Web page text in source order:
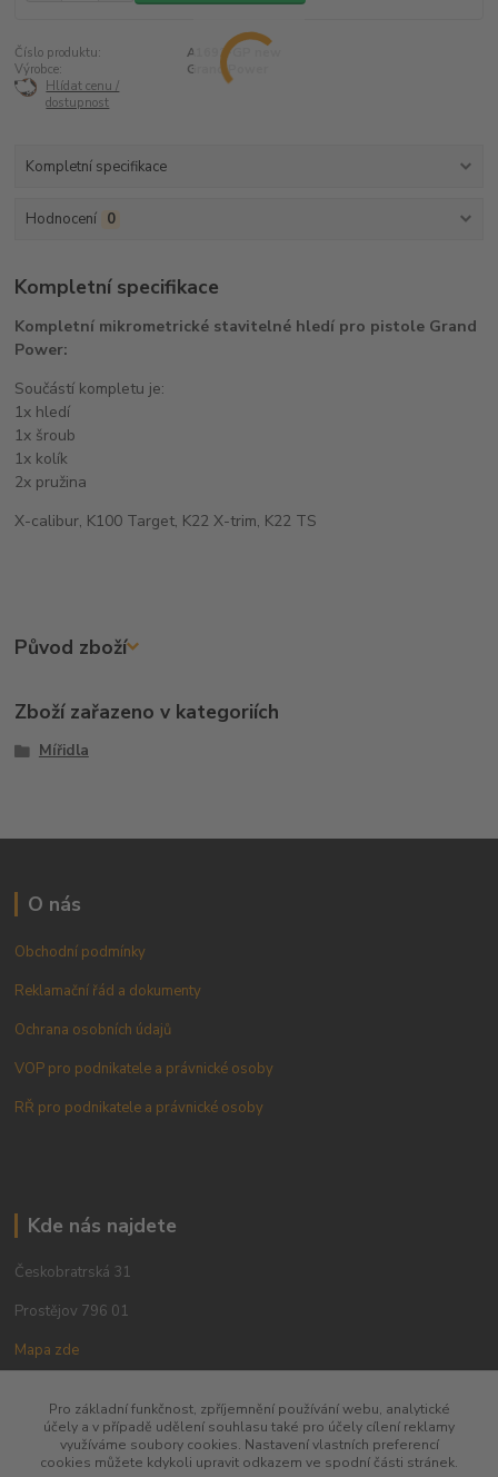
Číslo produktu:
A1692-GP new
Výrobce:
Grand Power
Hlídat cenu /
dostupnost
Kompletní specifikace
Hodnocení 0
Kompletní specifikace
Kompletní mikrometrické stavitelné hledí pro pistole Grand
Power:
Součástí kompletu je:
1x hledí
1x šroub
1x kolík
2x pružina
X-calibur, K100 Target, K22 X-trim, K22 TS
Původ zboží
Zboží zařazeno v kategoriích
Mířidla
O nás
Obchodní podmínky
Reklamační řád a dokumenty
Ochrana osobních údajů
VOP pro podnikatele a právnické osoby
RŘ pro podnikatele a právnické osoby
Kde nás najdete
Českobratrská 31
Prostějov 796 01
Mapa zde
Kontakt
Pro základní funkčnost, zpříjemnění používání webu, analytické
účely a v případě udělení souhlasu také pro účely cílení reklamy
využíváme soubory cookies. Nastavení vlastních preferencí
cookies můžete kdykoli upravit odkazem ve spodní části stránek.